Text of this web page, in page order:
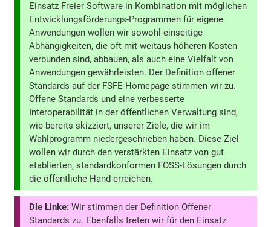
Einsatz Freier Software in Kombination mit möglichen
Entwicklungsförderungs-Programmen für eigene
Anwendungen wollen wir sowohl einseitige
Abhängigkeiten, die oft mit weitaus höheren Kosten
verbunden sind, abbauen, als auch eine Vielfalt von
Anwendungen gewährleisten. Der Definition offener
Standards auf der FSFE-Homepage stimmen wir zu.
Offene Standards und eine verbesserte
Interoperabilität in der öffentlichen Verwaltung sind,
wie bereits skizziert, unserer Ziele, die wir im
Wahlprogramm niedergeschrieben haben. Diese Ziel
wollen wir durch den verstärkten Einsatz von gut
etablierten, standardkonformen FOSS-Lösungen durch
die öffentliche Hand erreichen.
Die Linke: Wir stimmen der Definition Offener
Standards zu. Ebenfalls treten wir für den Einsatz